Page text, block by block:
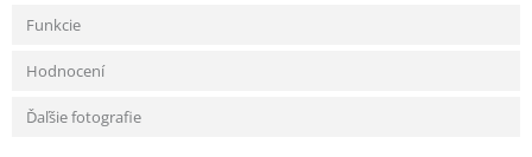
Funkcie
Hodnocení
Ďaľšie fotografie